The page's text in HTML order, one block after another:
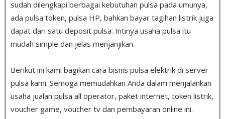
sudah dilengkapi berbagai kebutuhan pulsa pada umunya,
ada pulsa token, pulsa HP, bahkan bayar tagihan listrik juga
dapat dari satu deposit pulsa. Intinya usaha pulsa itu
mudah simple dan jelas menjanjikan.
Berikut ini kami bagikan cara bisnis pulsa elektrik di server
pulsa kami. Semoga memudahkan Anda dalam menjalankan
usaha jualan pulsa all operator, paket internet, token listrik,
voucher game, voucher tv dan pembayaran online ini.